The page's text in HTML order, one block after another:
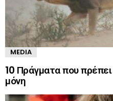
MEDIA
10 Πράγματα που
μόνη